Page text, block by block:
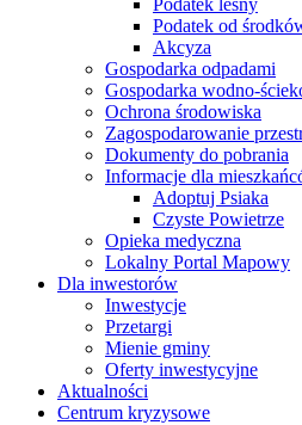
Podatek leśny
Podatek od
Akcyza
Gospodarka odpadami
Gospodarka wodno-
Ochrona środowiska
Zagospodarowanie
Dokumenty do pobrania
Informacje dla
Adoptuj Psiaka
Czyste Powietrze
Opieka medyczna
Lokalny Portal Mapowy
Dla inwestorów
Inwestycje
Przetargi
Mienie gminy
Oferty inwestycyjne
Aktualności
Centrum kryzysowe